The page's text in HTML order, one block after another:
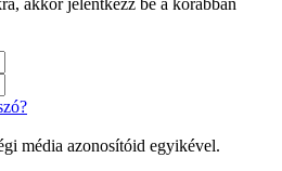
média azonosítóid egyikével.